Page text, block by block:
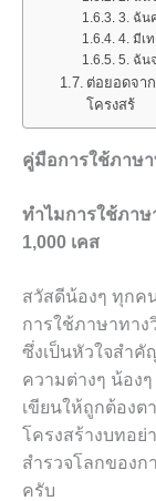
3. ฉัน
4. มีเ
5. ฉัน
ต่อยอดจา
โครงสร้
คู่มือการใช้ภาษา
ทำไมการใช้ภา
1,000 เคส
สวัสดีน้องๆ ทุกค
การใช้ภาษาทาง
ซึ่งเป็นหัวใจสำคั
ความต่างๆ น้อง
เขียนให้ถูกต้องต
โครงสร้างบทอย่
สำรวจโลกของก
ครับ